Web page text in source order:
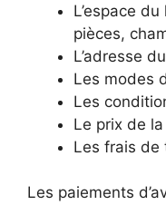
L’espace
pièces,
L’adresse
Les modes
Les
Le prix de
Les frais de
Les paiements